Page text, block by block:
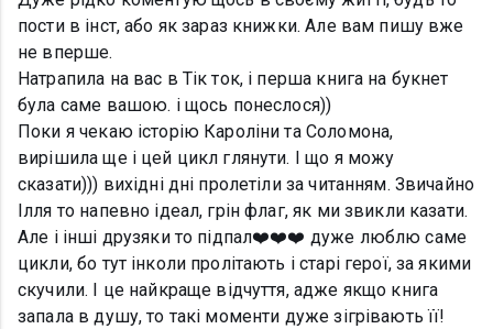
пости в інст, або як зараз книжки. Але вам пишу вже
не вперше.
Натрапила на вас в Тік ток, і перша книга на букнет
була саме вашою. і щось понеслося))
Поки я чекаю історію Кароліни та Соломона,
вирішила ще і цей цикл глянути. І що я можу
сказати))) вихідні дні пролетіли за читанням. Звичайно
Ілля то напевно ідеал, грін флаг, як ми звикли казати.
Але і інші друзяки то підпал❤️❤️❤️ дуже люблю саме
цикли, бо тут інколи пролітають і старі герої, за якими
скучили. І це найкраще відчуття, адже якщо книга
запала в душу, то такі моменти дуже зігрівають її!